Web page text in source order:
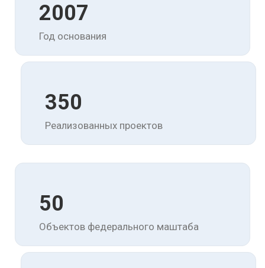
2007
Год основания
350
Реализованных проектов
50
Объектов федерального маштаба